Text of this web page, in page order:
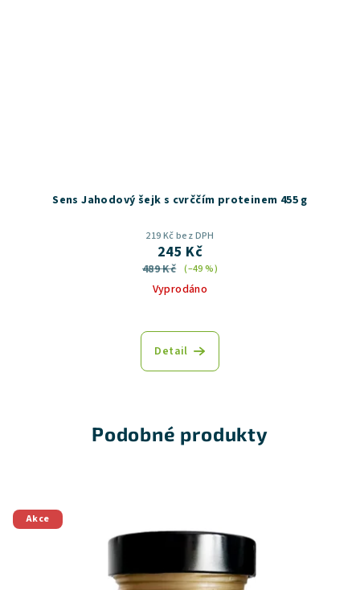
Sens Jahodový šejk s cvrččím proteinem 455 g
219 Kč bez DPH
245 Kč
489 Kč (–49 %)
Vyprodáno
Detail
Podobné produkty
Akce